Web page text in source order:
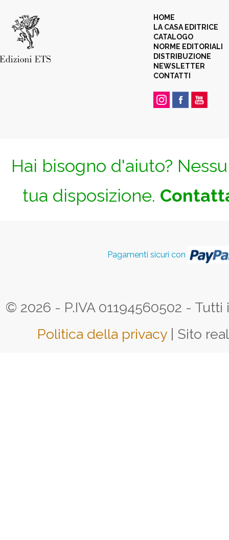
HOME
LA CASA EDITRICE
CATALOGO
NORME EDITORIALI
DISTRIBUZIONE
NEWSLETTER
CONTATTI
Hai bisogno d'aiuto?
tua disposizione.
Pagamenti sicuri con
© 2026 - P.IVA 01194560502 -
Politica della privacy | Sito